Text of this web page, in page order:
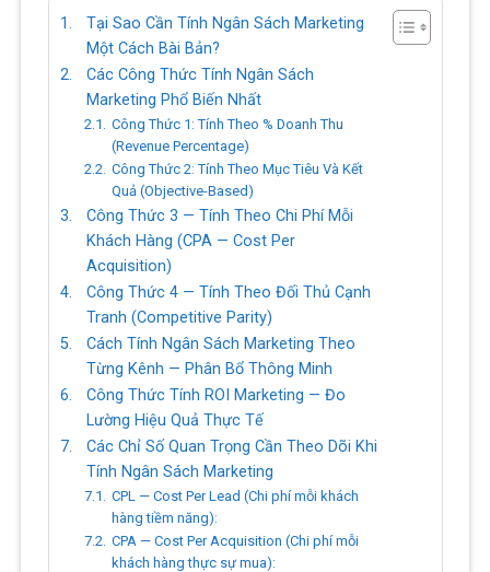
Tại Sao Cần Tính Ngân Sách Marketing
Một Cách Bài Bản?
Các Công Thức Tính Ngân Sách
Marketing Phổ Biến Nhất
Công Thức 1: Tính Theo % Doanh Thu
(Revenue Percentage)
Công Thức 2: Tính Theo Mục Tiêu Và Kết
Quả (Objective-Based)
Công Thức 3 — Tính Theo Chi Phí Mỗi
Khách Hàng (CPA — Cost Per
Acquisition)
Công Thức 4 — Tính Theo Đối Thủ Cạnh
Tranh (Competitive Parity)
Cách Tính Ngân Sách Marketing Theo
Từng Kênh — Phân Bổ Thông Minh
Công Thức Tính ROI Marketing — Đo
Lường Hiệu Quả Thực Tế
Các Chỉ Số Quan Trọng Cần Theo Dõi Khi
Tính Ngân Sách Marketing
CPL — Cost Per Lead (Chi phí mỗi khách
hàng tiềm năng):
CPA — Cost Per Acquisition (Chi phí mỗi
khách hàng thực sự mua):